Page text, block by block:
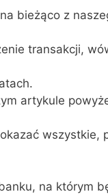
bieżąco z
transakcji,
artykule
wszystkie,
na którym